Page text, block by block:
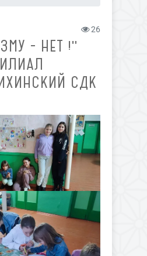
26
- НЕТ !"
СДК